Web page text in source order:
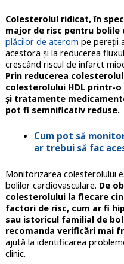
Colesterolul ridicat, în
major de risc pentru bolile
plăcilor de aterom pe pereții
acestora și la reducerea
crescând riscul de infarct
Prin reducerea
colesterolului HDL printr-
și tratamente
pot fi semnificativ reduse.
Cum pot să
ar trebui să fac
Monitorizarea colesterolului
bolilor cardiovasculare. De
colesterolului la fiecare
factori de risc, cum ar fi
sau istoricul familial de
recomanda verificări mai
ajută la identificarea
clinic.